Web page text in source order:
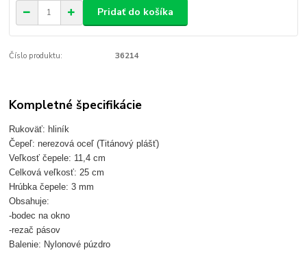
Pridať do košíka
Číslo produktu: 36214
Kompletné špecifikácie
Rukoväť: hliník
Čepeľ: nerezová oceľ (Titánový plášť)
Veľkosť čepele: 11,4 cm
Celková veľkosť: 25 cm
Hrúbka čepele: 3 mm
Obsahuje:
-bodec na okno
-rezač pásov
Balenie: Nylonové púzdro